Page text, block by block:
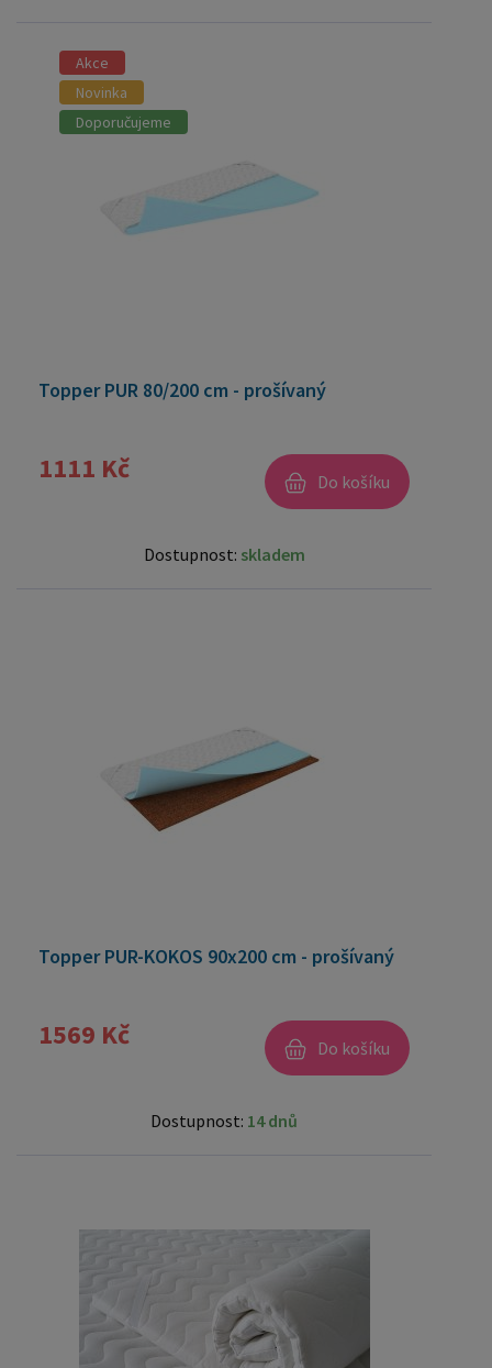
Akce
Novinka
Doporučujeme
Topper PUR 80/200 cm - prošívaný
1111 Kč Do košíku
Dostupnost: skladem
Topper PUR-KOKOS 90x200 cm - prošívaný
1569 Kč Do košíku
Dostupnost: 14 dnů